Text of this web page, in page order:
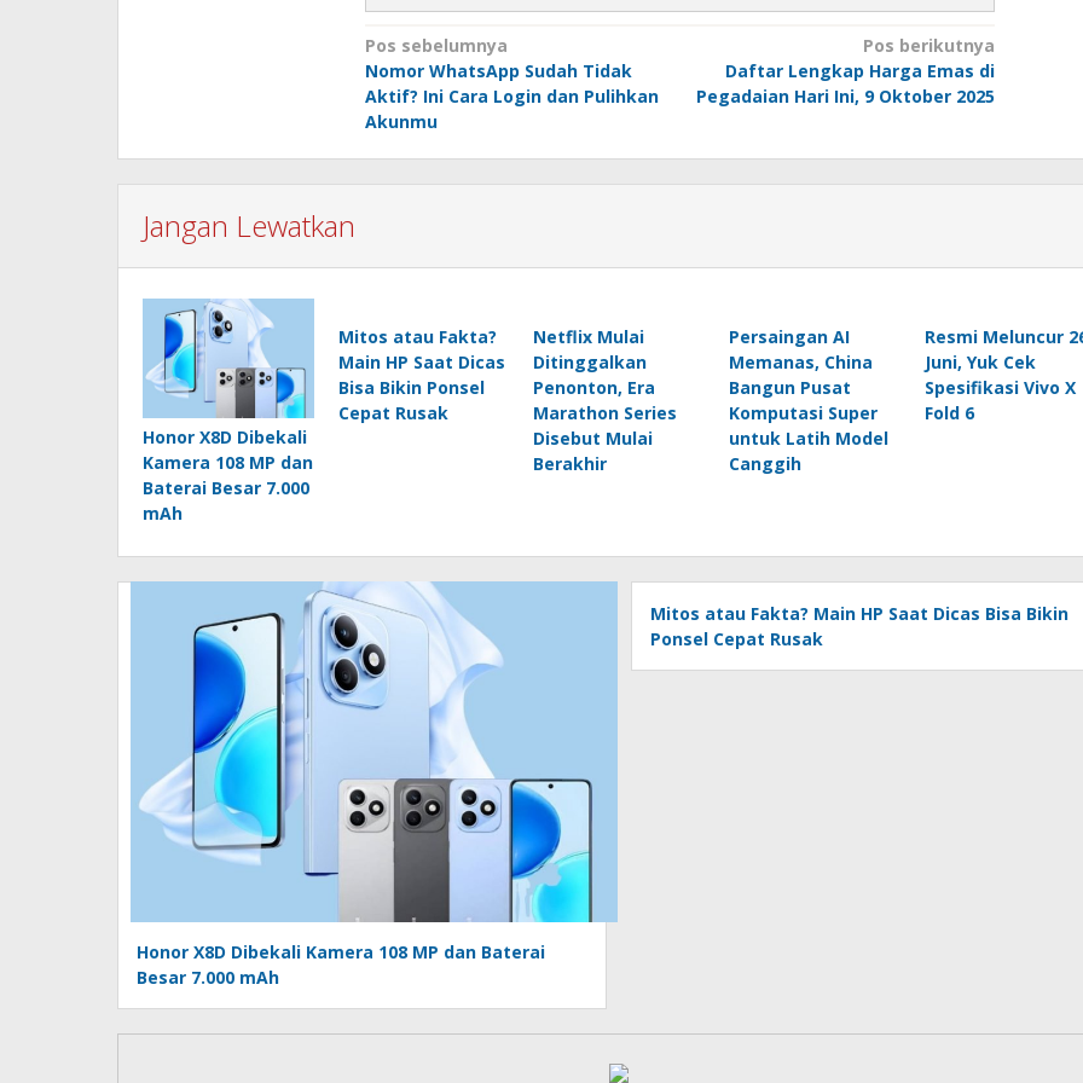
Navigasi
pos
Pos sebelumnya
Nomor WhatsApp Sudah Tidak
Aktif? Ini Cara Login dan Pulihkan
Akunmu
Pos berikutnya
Daftar Lengkap Harga Emas di
Pegadaian Hari Ini, 9 Oktober 2025
Jangan Lewatkan
Honor X8D Dibekali
Kamera 108 MP dan
Baterai Besar 7.000
mAh
Mitos atau Fakta?
Main HP Saat Dicas
Bisa Bikin Ponsel
Cepat Rusak
Netflix Mulai
Ditinggalkan
Penonton, Era
Marathon Series
Disebut Mulai
Berakhir
Persaingan AI
Memanas, China
Bangun Pusat
Komputasi Super
untuk Latih Model
Canggih
Resmi Meluncur
Juni, Yuk Cek
Spesifikasi Vivo X
Fold 6
Honor X8D Dibekali Kamera 108 MP dan Baterai
Besar 7.000 mAh
Mitos atau Fakta? Main HP Saat Dicas Bisa Bikin
Ponsel Cepat Rusak